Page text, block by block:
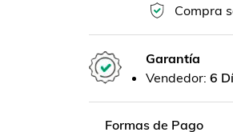
Compra
Garantía
Vendedor:6
Formas de Pago